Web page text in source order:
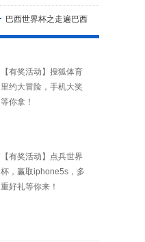
巴西世界杯之走遍巴西
【有奖活动】搜狐体育
里约大冒险，手机大奖
等你拿！
【有奖活动】点兵世界
杯，赢取iphone5s，多
重好礼等你来！